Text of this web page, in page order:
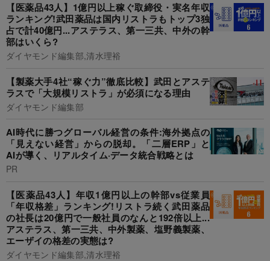
【医薬品43人】1億円以上稼ぐ取締役・実名年収
ランキング!武田薬品は国内リストラもトップ3独
占で計40億円...アステラス、第一三共、中外の幹
部はいくら?
ダイヤモンド編集部,清水理裕
【製薬大手4社“稼ぐ力”徹底比較】武田とアステ
ラスで「大規模リストラ」が必須になる理由
ダイヤモンド編集部
AI時代に勝つグローバル経営の条件:海外拠点の
「見えない経営」からの脱却。「二層ERP」と
AIが導く、リアルタイム·データ統合戦略とは
PR
【医薬品43人】年収1億円以上の幹部vs従業員
「年収格差」ランキング!リストラ続く武田薬品
の社長は20億円で一般社員のなんと192倍以上...
アステラス、第一三共、中外製薬、塩野義製薬、
エーザイの格差の実態は?
ダイヤモンド編集部,清水理裕